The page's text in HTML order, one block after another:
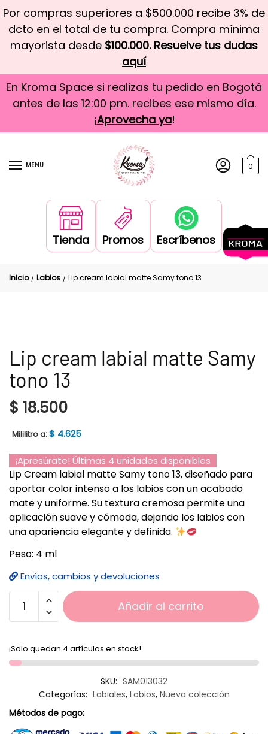
Por compras superiores a $500.000 recibe 3% de
dcto en el total de tu compra. Compra mínima
mayorista desde $100.000. Resuelve tus dudas
aquí
En Kroma Space si realizas tu pedido en Bogotá
antes de las 12:00 pm. recibes ese mismo día.
¡Aprovecha ya!
MENU 0
Tienda Promos Escríbenos
Inicio / Labios / Lip cream labial matte Samy tono 13
Lip cream labial matte Samy
tono 13
$ 18.500
Mililitro a:$ 4.625
¡Apresúrate! Últimas 4 unidades disponibles
Lip Cream labial matte Samy tono 13, diseñado para
aportar color intenso a los labios con un acabado
mate y uniforme. Su textura cremosa permite una
aplicación suave y cómoda, dejando los labios con
una apariencia elegante y definida.
Peso: 4 ml
Envíos, cambios y devoluciones
Añadir al carrito
¡Solo quedan 4 artículos en stock!
SKU: SAM013032
Categorías: Labiales, Labios, Nueva colección
Métodos de pago: